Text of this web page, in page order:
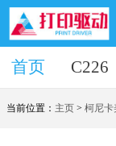
首页 C226
首页
当前位置： 主页 >柯尼卡